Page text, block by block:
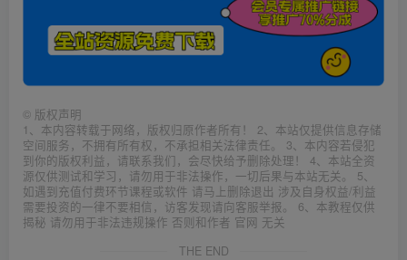
© 版权声明
1、本内容转载于网络，版权归原作者所有！ 2、本站仅提供信息存储
空间服务，不拥有所有权，不承担相关法律责任。 3、本内容若侵犯
到你的版权利益，请联系我们，会尽快给予删除处理！ 4、本站全资
源仅供测试和学习，请勿用于非法操作，一切后果与本站无关。 5、
如遇到充值付费环节课程或软件 请马上删除退出 涉及自身权益/利益
需要投资的一律不要相信，访客发现请向客服举报。 6、本教程仅供
揭秘 请勿用于非法违规操作 否则和作者 官网 无关
THE END